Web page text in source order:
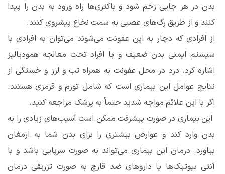
بدن در هر جایی زخم شود و باکتری‌ها راه ورود به بدن را پیدا
کنند و از طریق رگ‌های عصبی به سمت نخاع پیشروی کنند.
از افرادی که دچار به این عفونت می‌شوند می‌توان به افرادی با
سیستم ایمنی بدن ضعیف و یا افراد تحت معالجه همودیالیز
اشاره کرد. درد در محل عفونت به همراه تب و لرز و خستگی از
نتایج عوامل این بیماری است که شامل تورم و قرمزی هستند.
اگر با این علائم مواجه شدید حتماً به پزشک مراجعه کنید.
این بیماری در صورت پیشرفت ممکن است آسیب‌های زیادی را به
بدن وارد کند و عوارض بیشتری را برای بدن شما به ارمغان
بیاورد. درمان این بیماری می‌تواند به صورت سرپایی باشد و با
آنتی بیوتیک‌ها یا دارو‌های ضد قارچ به صورت تزریقی درمان